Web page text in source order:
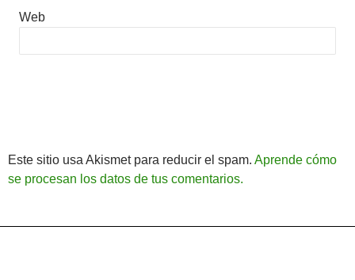
Web
Este sitio usa Akismet para reducir el spam. Aprende cómo
se procesan los datos de tus comentarios.